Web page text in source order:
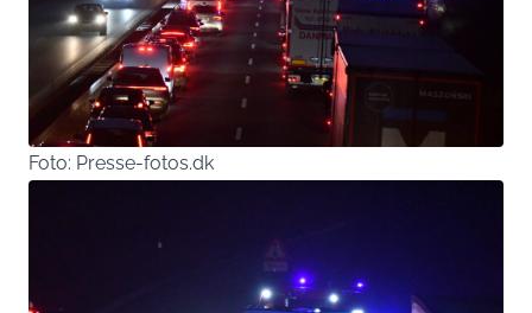
Foto: Presse-fotos.dk